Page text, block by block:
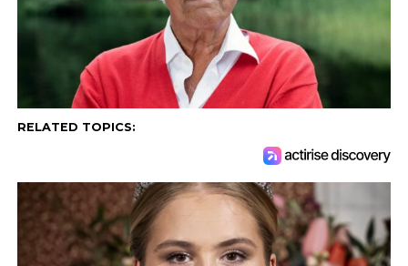
RELATED TOPICS: